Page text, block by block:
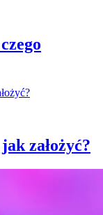
założyć?